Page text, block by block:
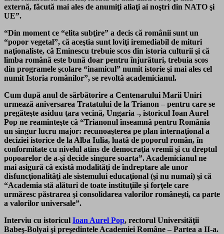
externă, făcută mai ales de anumiţi aliaţi ai noştri din NATO şi
UE”.
“Din moment ce “elita subţire” a decis că românii sunt un
“popor vegetal”, că aceştia sunt loviţi iremediabil de mituri
naţionaliste, că Eminescu trebuie scos din istoria culturii şi că
limba română este bună doar pentru înjurături, trebuia scos
din programele şcolare “inamicul” numit istorie şi mai ales cel
numit Istoria românilor”, se revoltă academicianul.
Cum după anul de sărbătorire a Centenarului Marii Uniri
urmează aniversarea Tratatului de la Trianon – pentru care se
pregăteşte asiduu ţara vecină, Ungaria -, istoricul Ioan Aurel
Pop ne reaminteşte că “Trianonul înseamnă pentru România
un singur lucru major: recunoaşterea pe plan internaţional a
deciziei istorice de la Alba Iulia, luată de poporul român, în
conformitate cu nivelul atins de democraţia vremii şi cu dreptul
popoarelor de a-şi decide singure soarta”. Academicianul ne
mai asigură că există modalităţi de îndreptare ale unor
disfuncţionalităţi ale sistemului educaţional (şi nu numai) şi că
“Academia stă alături de toate instituţiile şi forţele care
urmăresc păstrarea şi consolidarea valorilor româneşti, ca parte
a valorilor universale”.
Interviu cu istoricul Ioan Aurel Pop, rectorul Universităţii
Babeş-Bolyai şi preşedintele Academiei Române – Partea a II-a.